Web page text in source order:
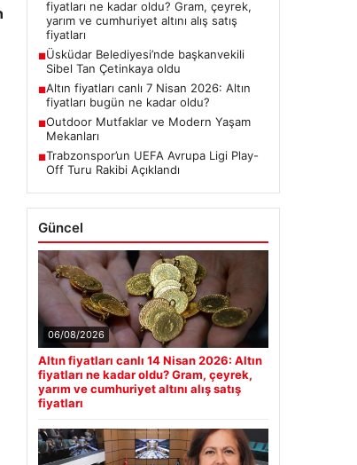
fiyatları ne kadar oldu? Gram, çeyrek,
yarım ve cumhuriyet altını alış satış
fiyatları
■Üsküdar Belediyesi’nde başkanvekili
Sibel Tan Çetinkaya oldu
■Altın fiyatları canlı 7 Nisan 2026: Altın
fiyatları bugün ne kadar oldu?
■Outdoor Mutfaklar ve Modern Yaşam
Mekanları
■Trabzonspor’un UEFA Avrupa Ligi Play-
Off Turu Rakibi Açıklandı
Güncel
06/08/2026
Altın fiyatları canlı 14 Nisan 2026: Altın
fiyatları ne kadar oldu? Gram, çeyrek,
yarım ve cumhuriyet altını alış satış
fiyatları